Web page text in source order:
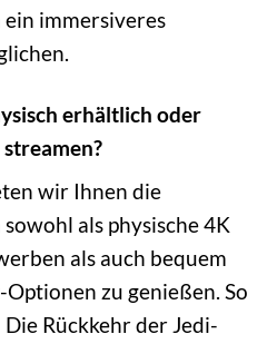
immersiveres
erhältlich oder
wir Ihnen die
als physische 4K
als auch bequem
zu genießen. So
Rückkehr der Jedi-